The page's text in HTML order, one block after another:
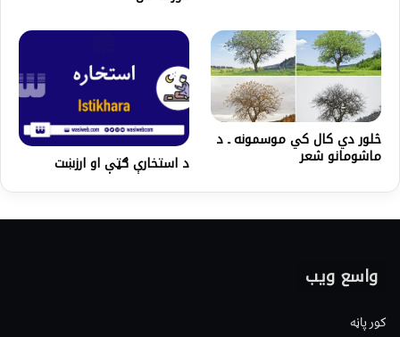
څلور دي کال کي موسمونه ـ د
ماشومانو شعر د استخارې ګټې او ارزښت
واسع ویب
کور پاڼه